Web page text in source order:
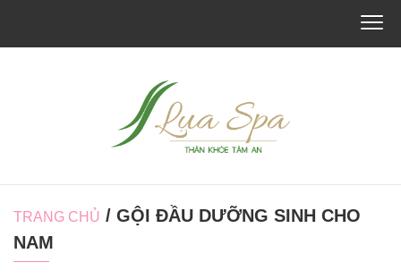
TRANG CHỦ / GỘI ĐẦU DƯỠNG SINH CHO
NAM